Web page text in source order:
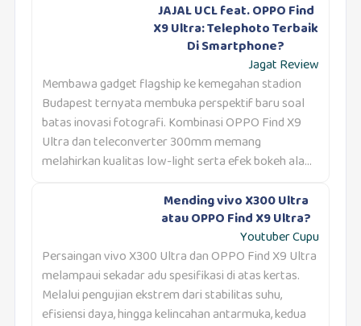
JAJAL UCL feat. OPPO Find
X9 Ultra: Telephoto Terbaik
Di Smartphone?
Jagat Review
Membawa gadget flagship ke kemegahan stadion
Budapest ternyata membuka perspektif baru soal
batas inovasi fotografi. Kombinasi OPPO Find X9
Ultra dan teleconverter 300mm memang
melahirkan kualitas low-light serta efek bokeh ala...
Mending vivo X300 Ultra
atau OPPO Find X9 Ultra?
Youtuber Cupu
Persaingan vivo X300 Ultra dan OPPO Find X9 Ultra
melampaui sekadar adu spesifikasi di atas kertas.
Melalui pengujian ekstrem dari stabilitas suhu,
efisiensi daya, hingga kelincahan antarmuka, kedua